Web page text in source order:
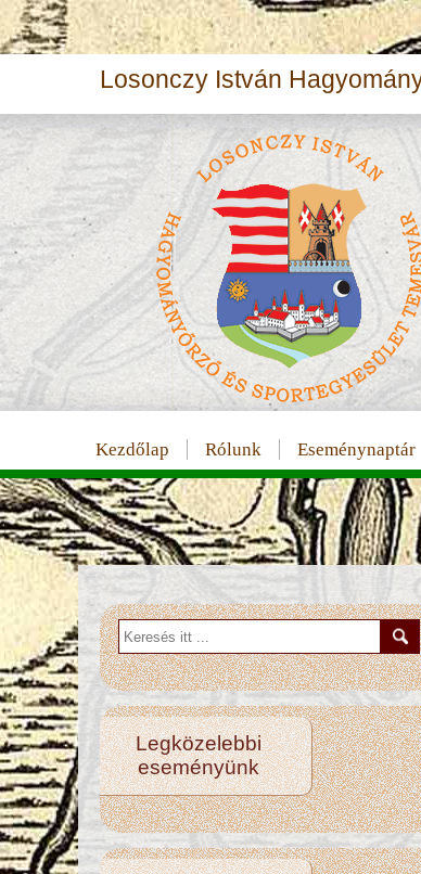
Losonczy István
Kezdőlap Rólunk Eseménynaptár
Legközelebbi
eseményünk